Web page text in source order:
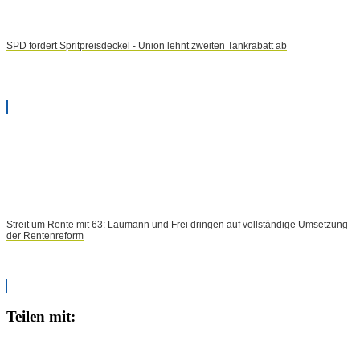
SPD fordert Spritpreisdeckel - Union lehnt zweiten Tankrabatt ab
Streit um Rente mit 63: Laumann und Frei dringen auf vollständige Umsetzung
der Rentenreform
Teilen mit: